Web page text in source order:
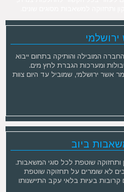
המובילה והותיקה בתחום ייבוא
ומערכות הגברת לחץ מים.
נוסדה בשנת 1969 ע”י מר אשר ירושלמי, שמוביל עד היום צוות
ביוב
ותחזוקה שוטפת לכל סוגי המשאבות.
לא שומרים על תחזוקה שוטפת
בעיות בלאי עקב התיישנותו